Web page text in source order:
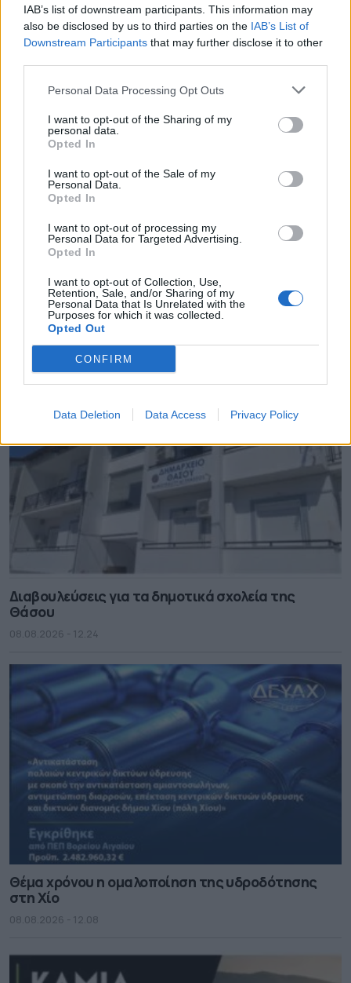
IAB’s list of downstream participants. This information may
also be disclosed by us to third parties on the IAB’s List of
Downstream Participants that may further disclose it to other
Personal Data Processing Opt Outs
I want to opt-out of the Sharing of my
personal data.
Opted In
I want to opt-out of the Sale of my
Personal Data.
Opted In
I want to opt-out of processing my
Personal Data for Targeted Advertising.
Opted In
I want to opt-out of Collection, Use,
Retention, Sale, and/or Sharing of my
Personal Data that Is Unrelated with the
Purposes for which it was collected.
Opted Out
CONFIRM
Data Deletion Data Access Privacy Policy
ΟΛΕΣ ΟΙ ΕΙΔΗΣΕΙΣ
Διαβουλεύσεις για τα δημοτικά σχολεία της
Θάσου
Θέμα χρόνου η ομαλοποίηση της
υδροδότησης στη Χίο
Ξεκάθαρος για ανεμογεννήτριες και
αποκατάσταση δασών ο Ν. Χαρδαλιάς
ΑΝΩΓΕΙΑ ΛΑΚΩΝΙΑ ΞΗΡΟΚΑΜΠΙ
ΠΑΝΑΓΙΩΤΗΣ
ΠΕΡΙΟΔΕΙΑ ΠΕΡΙΦΕΡΕΙΑ
ΠΕΛΟΠΟΝΝΗΣΟΥ
Περιφέρεια Πελοποννήσου
Διαβουλεύσεις για τα δημοτικά σχολεία της
Θάσου
08.08.2026 - 12.24
Θέμα χρόνου η ομαλοποίηση της υδροδότησης
στη Χίο
08.08.2026 - 12.08